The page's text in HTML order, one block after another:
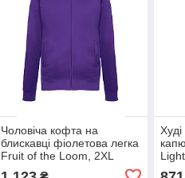
Чоловіча кофта на
блискавці фіолетова легка
Fruit of the Loom, 2XL